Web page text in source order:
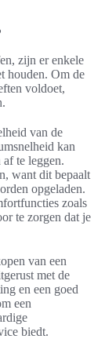
zijn er enkele
houden. Om de
voldoet,
van de
kan
te leggen.
want dit bepaalt
opgeladen.
zoals
te zorgen dat je
van een
met de
en een goed
een
biedt.